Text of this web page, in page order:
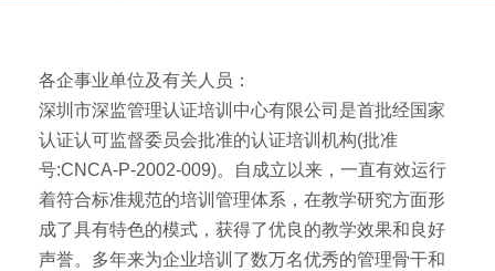
各企事业单位及有关人员：
深圳市深监管理认证培训中心有限公司是首批经国家
认证认可监督委员会批准的认证培训机构(批准
号:CNCA-P-2002-009)。自成立以来，一直有效运行
着符合标准规范的培训管理体系，在教学研究方面形
成了具有特色的模式，获得了优良的教学效果和良好
声誉。多年来为企业培训了数万名优秀的管理骨干和